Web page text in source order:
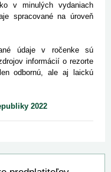
v minulých vydaniach
spracované na úroveň
údaje v ročenke sú
informácií o rezorte
odbornú, ale aj laickú
2022